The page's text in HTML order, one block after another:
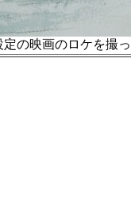
の映画のロケを撮